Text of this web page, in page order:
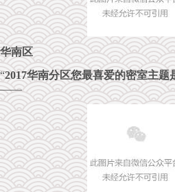
华南区
“2017华南分区您最喜爱的密室主题
——